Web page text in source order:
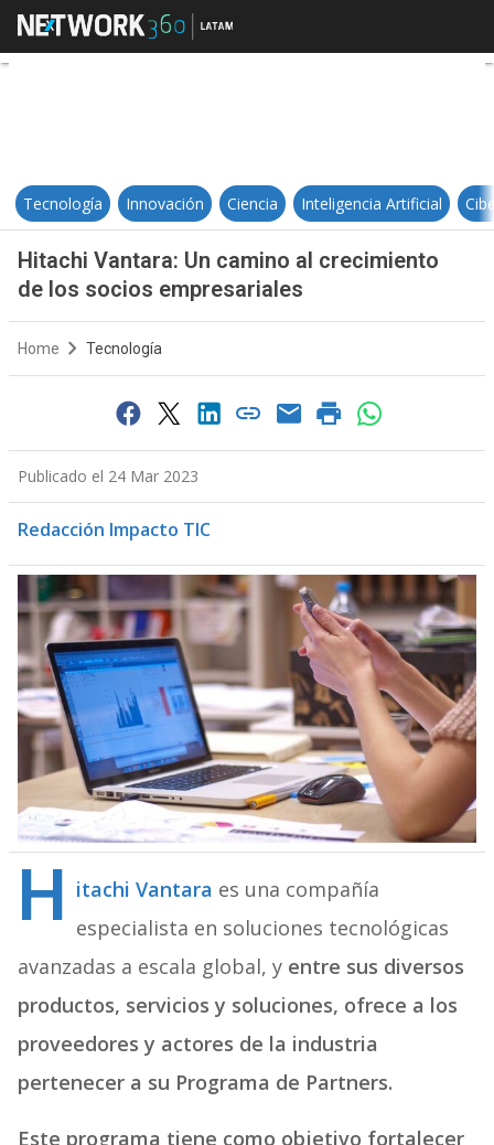
Hitachi Vantara: Un camino al
Tecnología Innovación Ciencia Inteligencia Artificial
Hitachi Vantara: Un camino al crecimiento
de los socios empresariales
Home Tecnología
Publicado el 24 Mar 2023
Redacción Impacto TIC
H itachi Vantara es una compañía
especialista en soluciones tecnológicas
avanzadas a escala global, y entre sus diversos
productos, servicios y soluciones, ofrece a los
proveedores y actores de la industria
pertenecer a su Programa de Partners.
Este programa tiene como objetivo fortalecer